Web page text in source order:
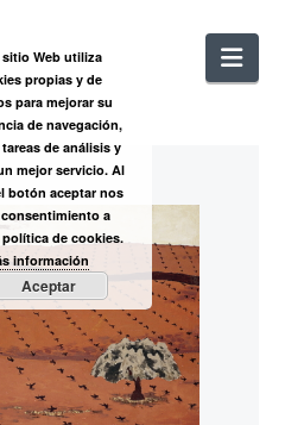
sitio Web utiliza
propias y de
para mejorar su
de navegación,
de análisis y
mejor servicio. Al
botón aceptar nos
a
de cookies.
información
Aceptar